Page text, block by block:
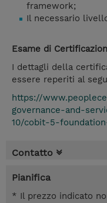
framework;
Il necessario
Esame di
I dettagli della
essere reperiti al
https://
governance-and-
10/cobit-5-
Contatto
Pianifica
* Il prezzo indicato